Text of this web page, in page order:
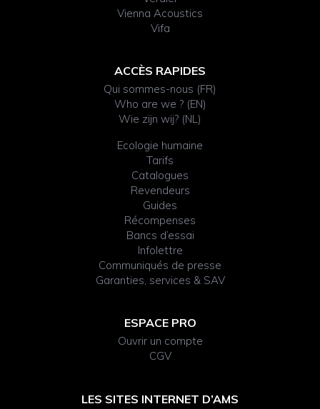
Vienna Acoustics
Vifa
ACCÈS RAPIDES
Qui sommes-nous (FR)
Who are we ? (EN)
Wie zijn wij? (NL)
Ecologie humaine
Tarifs
Catalogues
Revendeurs
Guides
Récompenses
Bancs d’essai
Infolettre
Communiqués de presse
Garanties, services & SAV
ESPACE PRO
Ouvrir un compte
CGV
LES SITES INTERNET D’AMS